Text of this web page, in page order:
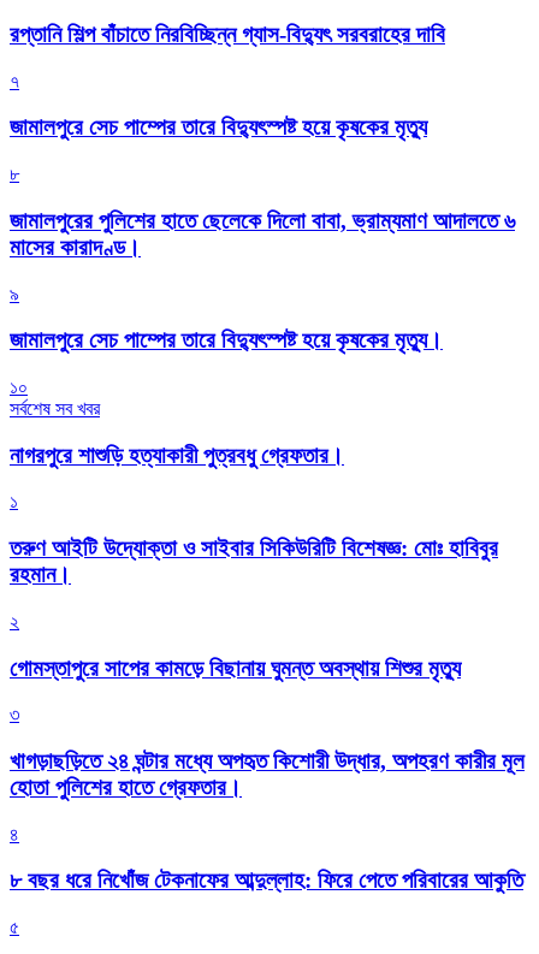
রপ্তানি শিল্প বাঁচাতে নিরবিচ্ছিন্ন গ্যাস-বিদ্যুৎ সরবরাহের দাবি
৭
জামালপুরে সেচ পাম্পের তারে বিদ্যুৎস্পষ্ট হয়ে কৃষকের মৃত্যু
৮
জামালপুরের পুলিশের হাতে ছেলেকে দিলো বাবা, ভ্রাম্যমাণ আদালতে ৬
মাসের কারাদণ্ড।
৯
জামালপুরে সেচ পাম্পের তারে বিদ্যুৎস্পষ্ট হয়ে কৃষকের মৃত্যু।
১০
সর্বশেষ সব খবর
নাগরপুরে শাশুড়ি হত্যাকারী পুত্রবধু গ্রেফতার।
১
তরুণ আইটি উদ্যোক্তা ও সাইবার সিকিউরিটি বিশেষজ্ঞ: মোঃ হাবিবুর
রহমান।
২
গোমস্তাপুরে সাপের কামড়ে বিছানায় ঘুমন্ত অবস্থায় শিশুর মৃত্যু
৩
খাগড়াছড়িতে ২৪ ঘন্টার মধ্যে অপহৃত কিশোরী উদ্ধার, অপহরণ কারীর মূল
হোতা পুলিশের হাতে গ্রেফতার।
৪
৮ বছর ধরে নিখোঁজ টেকনাফের আব্দুল্লাহ: ফিরে পেতে পরিবারের আকুতি
৫